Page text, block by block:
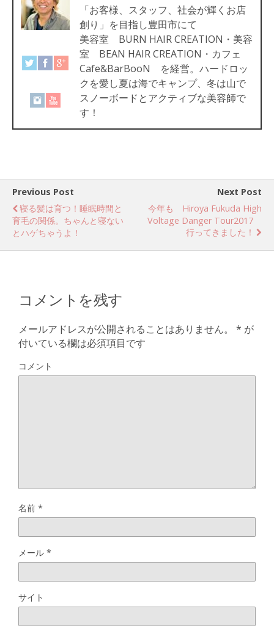
「お客様、スタッフ、社会が輝くお店
創り」を目指し豊田市にて
美容室 BURN HAIR CREATION・美容
室 BEAN HAIR CREATION・カフェ
Cafe&BarBooN を経営。ハードロッ
クを愛し夏は海でキャンプ、冬は山で
スノーボードとアクティブな美容師で
す！
Previous Post
寝る髪は育つ！睡眠時間と
育毛の関係。ちゃんと寝ない
とハゲちゃうよ！
Next Post
今年も Hiroya Fukuda High
Voltage Danger Tour2017
行ってきました！
コメントを残す
メールアドレスが公開されることはありません。 * が
付いている欄は必須項目です
コメント
名前 *
メール *
サイト